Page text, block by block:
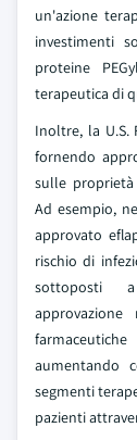
un'azione
investimenti
proteine
terapeutica di
Inoltre, la U.S.
fornendo
sulle
Ad esempio,
approvato
rischio di
sottoposti a
aumentando
segmenti
pazienti